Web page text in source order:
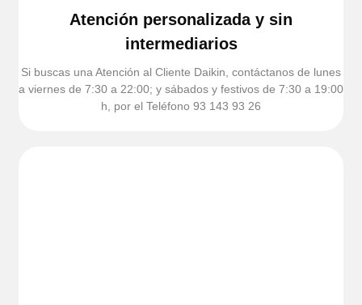
Atención personalizada y sin
intermediarios
Si buscas una Atención al Cliente Daikin, contáctanos de lunes
a viernes de 7:30 a 22:00; y sábados y festivos de 7:30 a 19:00
h, por el Teléfono 93 143 93 26